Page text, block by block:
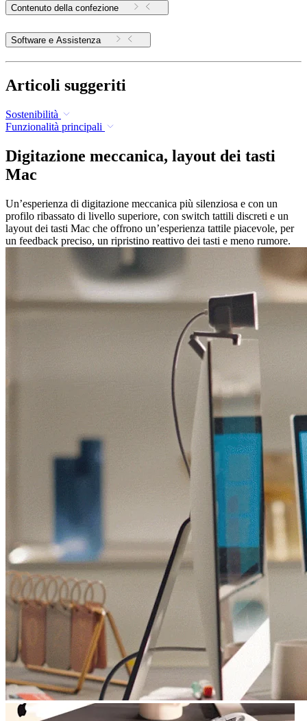
Contenuto della confezione
Software e Assistenza
Articoli suggeriti
Sostenibilità
Funzionalità principali
Digitazione meccanica, layout dei tasti
Mac
Un’esperienza di digitazione meccanica più silenziosa e con un
profilo ribassato di livello superiore, con switch tattili discreti e un
layout dei tasti Mac che offrono un’esperienza tattile piacevole, per
un feedback preciso, un ripristino reattivo dei tasti e meno rumore.